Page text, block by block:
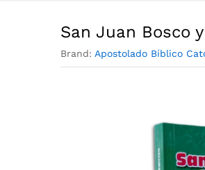
San Juan Bosco
Brand: Apostolado Bíblico